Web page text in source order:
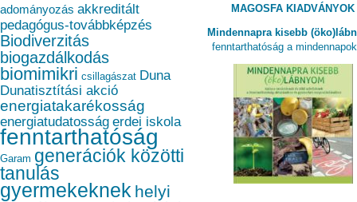
adományozás akkreditált
pedagógus-továbbképzés
Biodiverzitás
biogazdálkodás
biomimikri csillagászat Duna
Dunatisztítási akció
energiatakarékosság
energiatudatosság erdei iskola
fenntarthatóság
Garam generációk közötti
tanulás
gyermekeknek helyi
MAGOSFA KIADVÁNYOK
Mindennapra kisebb
fenntarthatóság a